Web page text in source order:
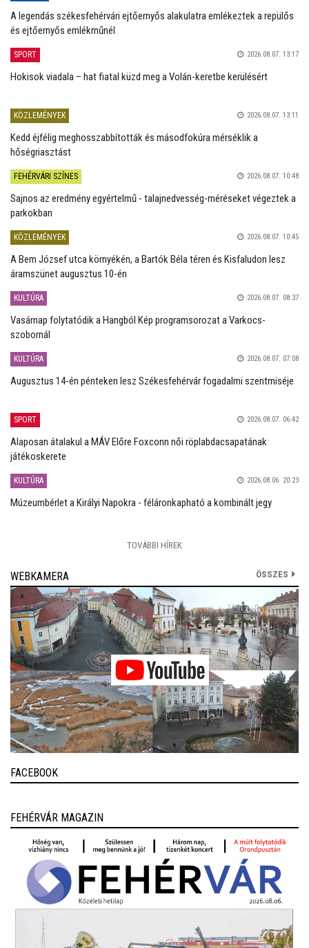
A legendás székesfehérvári ejtőernyős alakulatra emlékeztek a repülős
és ejtőernyős emlékműnél
SPORT 2026.08.07. 13:17
Hokisok viadala – hat fiatal küzd meg a Volán-keretbe kerülésért
KÖZLEMÉNYEK 2026.08.07. 13:11
Kedd éjfélig meghosszabbították és másodfokúra mérséklik a
hőségriasztást
FEHÉRVÁRI SZÍNES 2026.08.07. 10:48
Sajnos az eredmény egyértelmű - talajnedvesség-méréseket végeztek a
parkokban
KÖZLEMÉNYEK 2026.08.07. 10:45
A Bem József utca környékén, a Bartók Béla téren és Kisfaludon lesz
áramszünet augusztus 10-én
KULTÚRA 2026.08.07. 08:37
Vasárnap folytatódik a Hangból Kép programsorozat a Varkocs-
szobornál
KULTÚRA 2026.08.07. 07:08
Augusztus 14-én pénteken lesz Székesfehérvár fogadalmi szentmiséje
SPORT 2026.08.07. 06:42
Alaposan átalakul a MÁV Előre Foxconn női röplabdacsapatának
játékoskerete
KULTÚRA 2026.08.06. 20:23
Múzeumbérlet a Királyi Napokra - féláronkapható a kombinált jegy
TOVÁBBI HÍREK
WEBKAMERA ÖSSZES
FACEBOOK
FEHÉRVÁR MAGAZIN